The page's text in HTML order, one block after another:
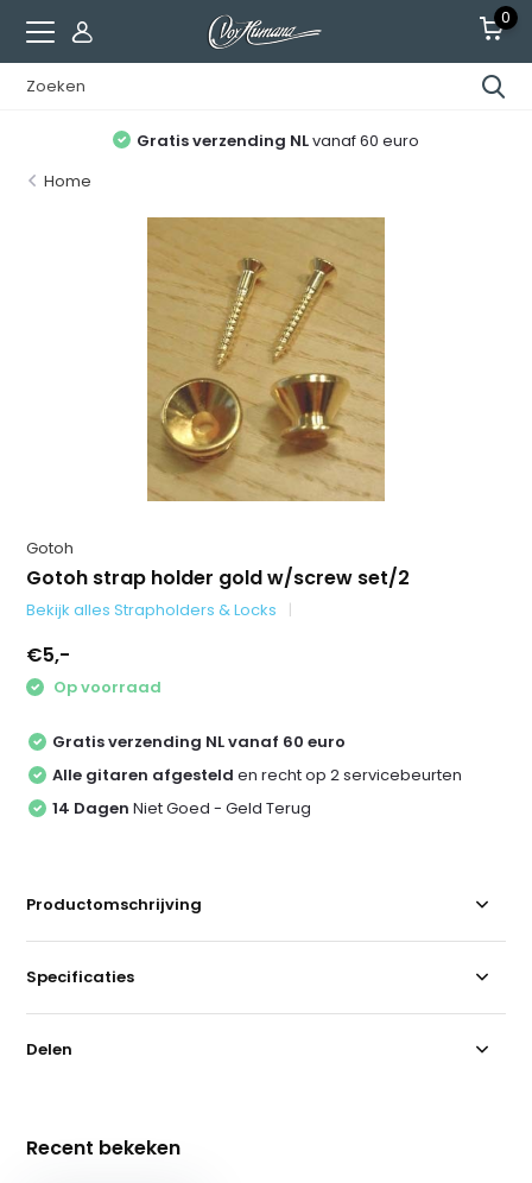
0
Gratis verzending NLvanaf 60 euro
Home
Gotoh
Gotoh strap holder gold w/screw set/2
Bekijk alles Strapholders & Locks
€5,-
Op voorraad
Gratis verzending NL vanaf 60 euro
Alle gitaren afgesteld en recht op 2 servicebeurten
14 Dagen Niet Goed - Geld Terug
Productomschrijving
Specificaties
Delen
Recent bekeken